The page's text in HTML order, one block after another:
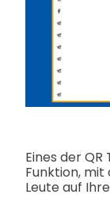
Eines der
Funktion, mit
Leute auf